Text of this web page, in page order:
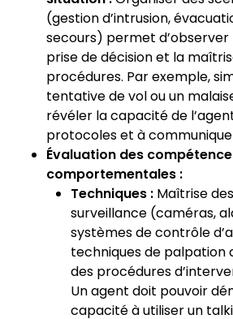
(gestion d’intrusion,
secours) permet
prise de décision et la
procédures. Par exemple,
tentative de vol ou un
révéler la capacité de
protocoles et à
Évaluation des
comportementales :
Techniques :Maîtrise
surveillance (caméras,
systèmes de contrôle
techniques de palpation
des procédures
Un agent doit pouvoir
capacité à utiliser un